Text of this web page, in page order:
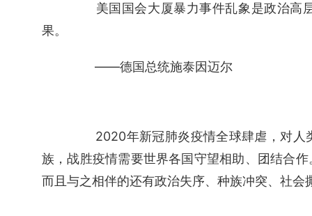
美国国会大厦暴力事件乱象是政治高
果。
——德国总统施泰因迈尔
2020年新冠肺炎疫情全球肆虐，对人
族，战胜疫情需要世界各国守望相助、团结合
而且与之相伴的还有政治失序、种族冲突、社会